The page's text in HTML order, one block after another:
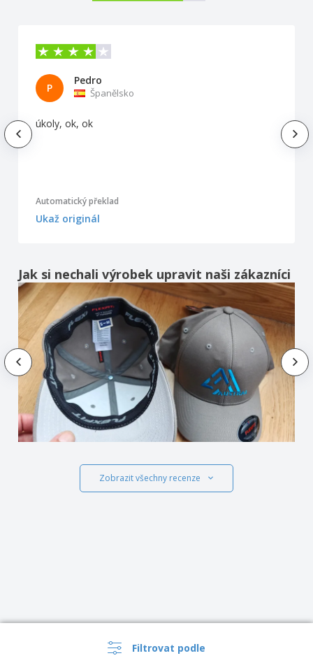
Filtrovat podle
P
Pedro
Španělsko
úkoly, ok, ok
Automatický překlad
Ukaž originál
Jak si nechali výrobek upravit naši zákazníci
Zobrazit všechny recenze